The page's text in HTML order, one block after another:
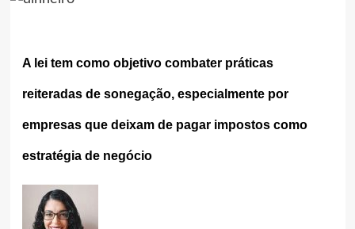
A lei tem como objetivo combater práticas
reiteradas de sonegação, especialmente por
empresas que deixam de pagar impostos como
estratégia de negócio